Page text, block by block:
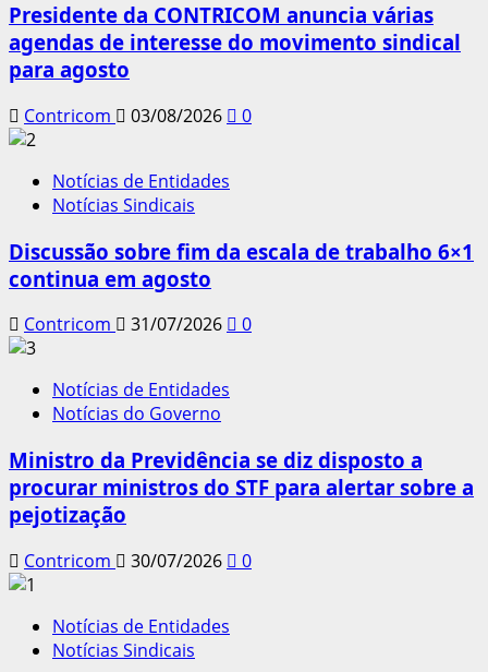
Presidente da CONTRICOM anuncia várias
agendas de interesse do movimento sindical
para agosto
Contricom 03/08/2026 0
Notícias de Entidades
Notícias Sindicais
Discussão sobre fim da escala de trabalho 6×1
continua em agosto
Contricom 31/07/2026 0
Notícias de Entidades
Notícias do Governo
Ministro da Previdência se diz disposto a
procurar ministros do STF para alertar sobre a
pejotização
Contricom 30/07/2026 0
Notícias de Entidades
Notícias Sindicais